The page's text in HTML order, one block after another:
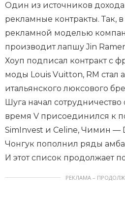
Один из источников
рекламные контракты. Так,
рекламной моделью
производит лапшу Jin
Хоуп подписал контракт с
моды Louis Vuitton, RM стал
итальянского люксового
Шуга начал сотрудничество
время V присоединился к
SimInvest и Celine, Чимин —
Чонгук пополнил ряды
И этот список продолжает
РЕКЛАМА –